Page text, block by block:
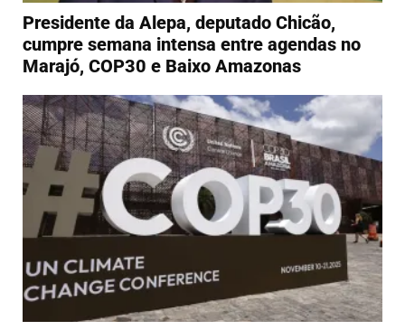
Presidente da Alepa, deputado Chicão,
cumpre semana intensa entre agendas no
Marajó, COP30 e Baixo Amazonas